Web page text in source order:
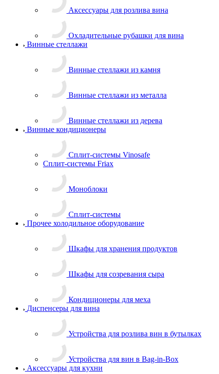
Аксессуары для розлива вина
Охладительные рубашки для вина
Винные стеллажи
Винные стеллажи из камня
Винные стеллажи из металла
Винные стеллажи из дерева
Винные кондиционеры
Сплит-системы Vinosafe
Сплит-системы Friax
Моноблоки
Сплит-системы
Прочее холодильное оборудование
Шкафы для хранения продуктов
Шкафы для созревания сыра
Кондиционеры для меха
Диспенсеры для вина
Устройства для розлива вин в бутылках
Устройства для вин в Bag-in-Box
Аксессуары для кухни